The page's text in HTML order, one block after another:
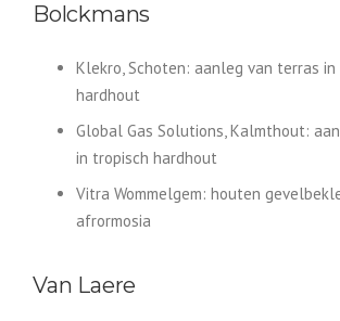
Bolckmans
Klekro, Schoten: aanleg van terras
hardhout
Global Gas Solutions, Kalmthout:
in tropisch hardhout
Vitra Wommelgem: houten
afrormosia
Van Laere